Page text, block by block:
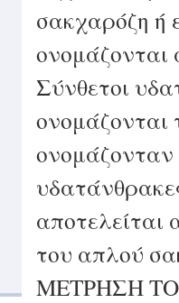
σακχαρόζη ή
Σύνθετοι
ονομάζονταν
αποτελείται
του απλού
ΜΕΤΡΗΣΗ